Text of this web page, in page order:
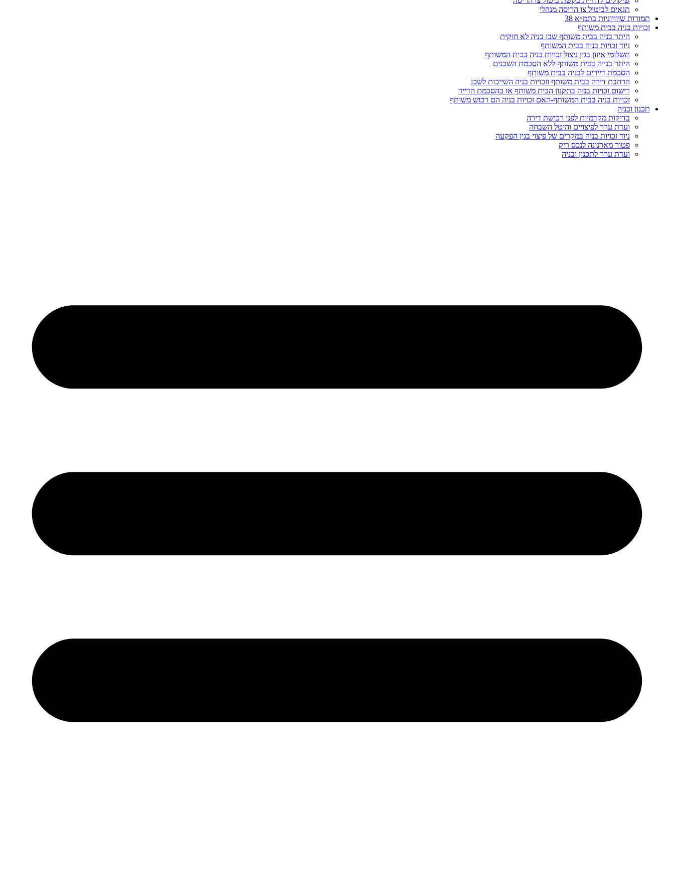
תנאים לביטול צו הריסה מנהלי
תמורות שיוויוניות בתמ״א 38
זכויות בניה בבית משותף
היתר בניה בבית משותף שבו בניה לא חוקית
ניוד זכויות בניה בבית המשותף
תשלומי איזון בגין ניצול זכויות בניה בבית המשותף
היתר בנייה בבית משותף ללא הסכמת השכנים
הסכמת דיירים לבניה בבית משותף
הרחבת דירה בבית משותף וזכויות בניה השייכות לשכן
רישום זכויות בניה בתקנון הבית משותף או בהסכמת הדייר
זכויות בניה בבית המשותף-האם זכויות בניה הם רכוש משותף
תכנון ובניה
בדיקות מקדמיות לפני רכישת דירה
ועדת ערר לפיצויים והיטל השבחה
ניוד זכויות בניה במקרים של פיצוי בגין הפקעה
פטור מארנונה לנכס ריק
ועדת ערר לתכנון ובניה